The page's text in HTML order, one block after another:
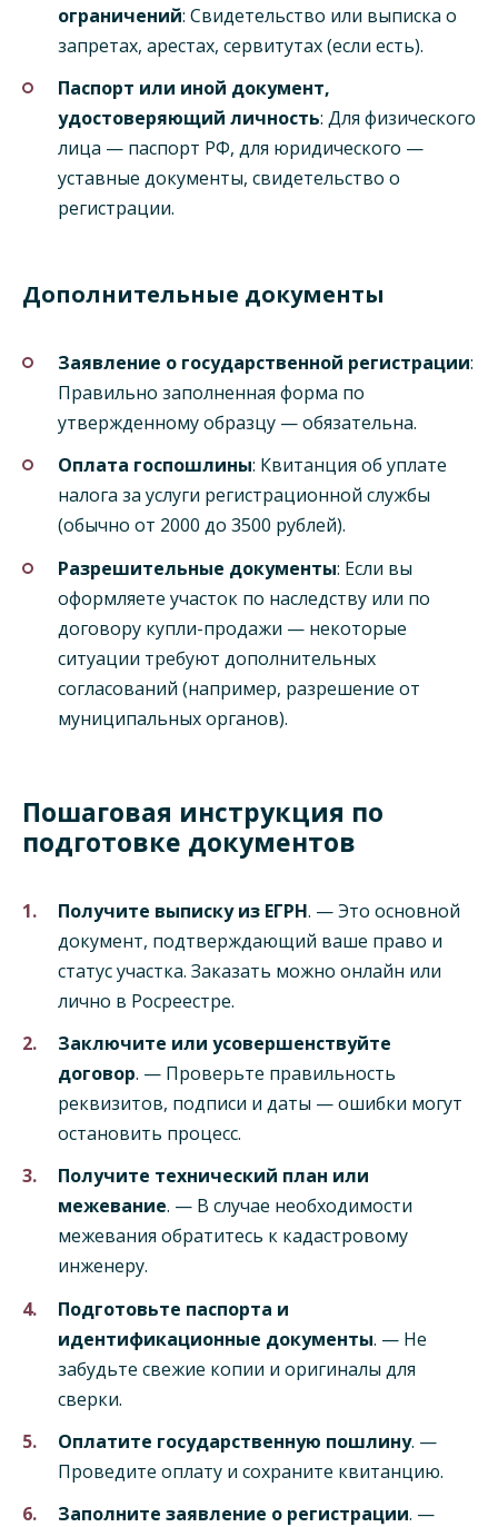
ограничений: Свидетельство или выписка о
запретах, арестах, сервитутах (если есть).
Паспорт или иной документ,
удостоверяющий личность: Для физического
лица — паспорт РФ, для юридического —
уставные документы, свидетельство о
регистрации.
Дополнительные документы
Заявление о государственной регистрации:
Правильно заполненная форма по
утвержденному образцу — обязательна.
Оплата госпошлины: Квитанция об уплате
налога за услуги регистрационной службы
(обычно от 2000 до 3500 рублей).
Разрешительные документы: Если вы
оформляете участок по наследству или по
договору купли-продажи — некоторые
ситуации требуют дополнительных
согласований (например, разрешение от
муниципальных органов).
Пошаговая инструкция по
подготовке документов
Получите выписку из ЕГРН. — Это основной
документ, подтверждающий ваше право и
статус участка. Заказать можно онлайн или
лично в Росреестре.
Заключите или усовершенствуйте
договор. — Проверьте правильность
реквизитов, подписи и даты — ошибки могут
остановить процесс.
Получите технический план или
межевание. — В случае необходимости
межевания обратитесь к кадастровому
инженеру.
Подготовьте паспорта и
идентификационные документы. — Не
забудьте свежие копии и оригиналы для
сверки.
Оплатите государственную пошлину. —
Проведите оплату и сохраните квитанцию.
Заполните заявление о регистрации. —